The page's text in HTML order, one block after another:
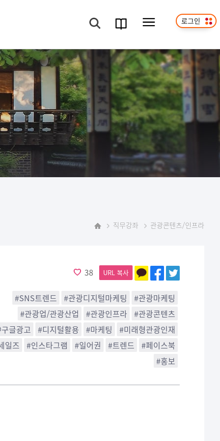
검색
과정
메뉴보기 로그인
직무강좌 관광콘텐츠/인프라
38 URL 복사
#SNS트렌드 #관광디지털마케팅
#관광마케팅
#관광업/관광산업
#관광인프라 #관광콘텐츠
글광고
#디지털활용 #마케팅
#미래형관광인재
일즈
#인스타그램 #일어권 #트렌드
#페이스북
#홍보